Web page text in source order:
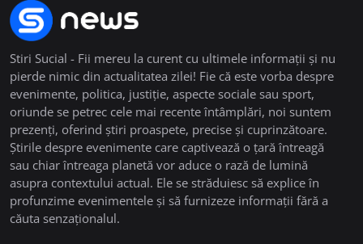
Stiri Sucial - Fii mereu la curent cu ultimele informații și nu
pierde nimic din actualitatea zilei! Fie că este vorba despre
evenimente, politica, justiție, aspecte sociale sau sport,
oriunde se petrec cele mai recente întâmplări, noi suntem
prezenți, oferind știri proaspete, precise și cuprinzătoare.
Știrile despre evenimente care captivează o țară întreagă
sau chiar întreaga planetă vor aduce o rază de lumină
asupra contextului actual. Ele se străduiesc să explice în
profunzime evenimentele și să furnizeze informații fără a
căuta senzaționalul.